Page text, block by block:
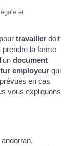
et
pourtravailler doit
prendre la forme
document
employeur qui
en cas
vous expliquons